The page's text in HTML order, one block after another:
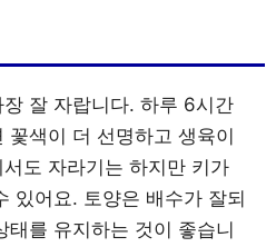
잘 자랍니다. 하루 6시간
꽃색이 더 선명하고 생육이
도 자라기는 하지만 키가
있어요. 토양은 배수가 잘되
태를 유지하는 것이 좋습니